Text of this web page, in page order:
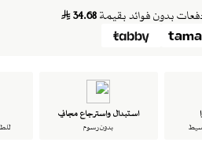
34.68
استبدال واسترجاع مجاني
بدون رسوم